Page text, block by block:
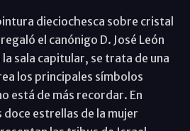
dieciochesca sobre cristal
el canónigo D. José León
sala capitular, se trata de una
los principales símbolos
está de más recordar. En
doce estrellas de la mujer